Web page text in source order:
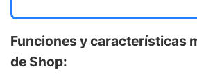
Funciones y características
de Shop: